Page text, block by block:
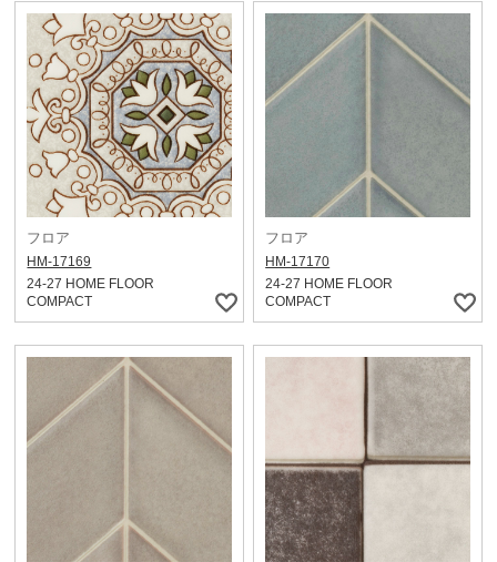
フロア
HM-17169
24-27 HOME FLOOR
COMPACT
フロア
HM-17170
24-27 HOME FLOOR
COMPACT